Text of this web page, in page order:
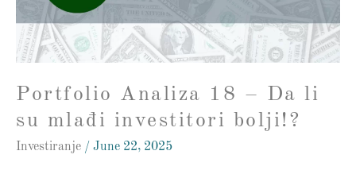
Portfolio Analiza 18 – Da li
su mlađi investitori bolji!?
Investiranje / June 22, 2025
mlađi
investitori